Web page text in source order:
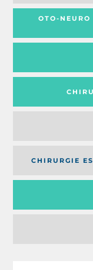
OTO-
CHIRURGIE